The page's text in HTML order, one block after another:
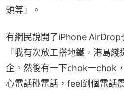
頭等」。
有網民說開了iPhone AirDrop
「我有次放工搭地鐵，港島
企。然後有一下chok一chok
心電話碰電話，feel到個電話